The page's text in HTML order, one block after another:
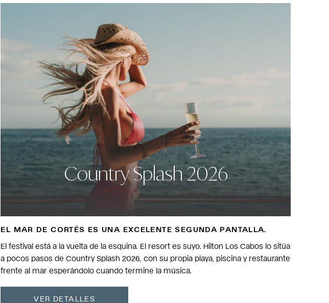
Country Splash 2026
EL MAR DE CORTÉS ES UNA EXCELENTE SEGUNDA PANTALLA.
El festival está a la vuelta de la esquina. El resort es suyo. Hilton Los Cabos lo sitúa
a pocos pasos de Country Splash 2026, con su propia playa, piscina y restaurante
frente al mar esperándolo cuando termine la música.
VER DETALLES